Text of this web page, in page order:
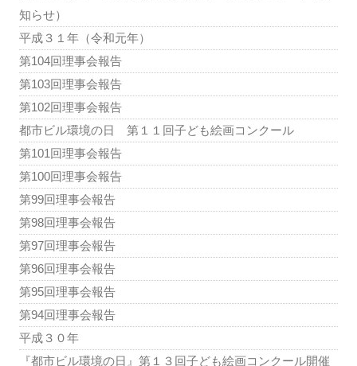
知らせ）
平成３１年（令和元年）
第104回理事会報告
第103回理事会報告
第102回理事会報告
都市ビル環境の日 第１１回子ども絵画コンクール
第101回理事会報告
第100回理事会報告
第99回理事会報告
第98回理事会報告
第97回理事会報告
第96回理事会報告
第95回理事会報告
第94回理事会報告
平成３０年
『都市ビル環境の日』第１３回子ども絵画コンクール開催